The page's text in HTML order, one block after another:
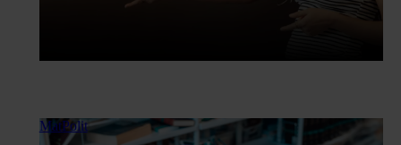
MatPolit